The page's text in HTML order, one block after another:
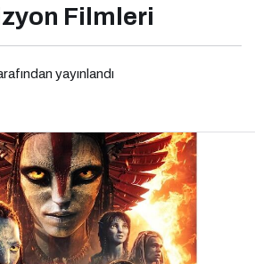
Filmleri
yayınlandı